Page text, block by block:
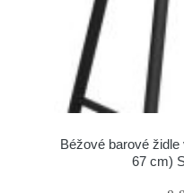
Béžové barové
67 cm)